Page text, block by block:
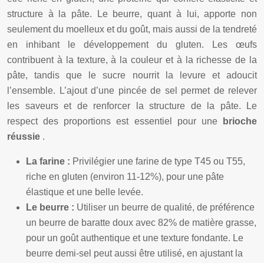
structure à la pâte. Le beurre, quant à lui, apporte non
seulement du moelleux et du goût, mais aussi de la tendreté
en inhibant le développement du gluten. Les œufs
contribuent à la texture, à la couleur et à la richesse de la
pâte, tandis que le sucre nourrit la levure et adoucit
l’ensemble. L’ajout d’une pincée de sel permet de relever
les saveurs et de renforcer la structure de la pâte. Le
respect des proportions est essentiel pour une
brioche
réussie .
La farine : Privilégier une farine de type T45 ou T55,
riche en gluten (environ 11-12%), pour une pâte
élastique et une belle levée.
Le beurre : Utiliser un beurre de qualité, de préférence
un beurre de baratte doux avec 82% de matière grasse,
pour un goût authentique et une texture fondante. Le
beurre demi-sel peut aussi être utilisé, en ajustant la